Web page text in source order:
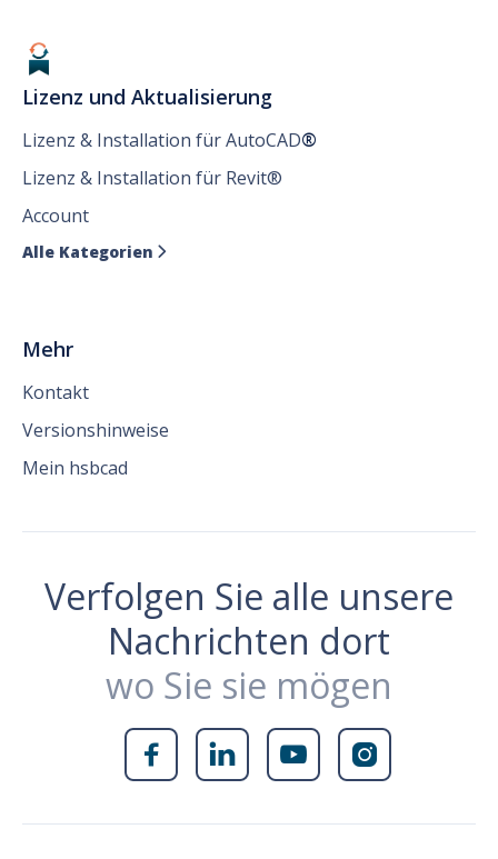
Lizenz und Aktualisierung
Lizenz & Installation für AutoCAD®
Lizenz & Installation für Revit®
Account
Alle Kategorien 
Mehr
Kontakt
Versionshinweise
Mein hsbcad
Verfolgen Sie alle unsere
Nachrichten dort
wo Sie sie mögen
   